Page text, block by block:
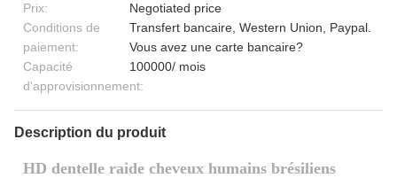
Prix:
Negotiated price
Conditions de
paiement:
Transfert bancaire, Western Union, Paypal.
Vous avez une carte bancaire?
Capacité
d'approvisionnement:
100000/ mois
Description du produit
HD dentelle raide cheveux humains brésiliens